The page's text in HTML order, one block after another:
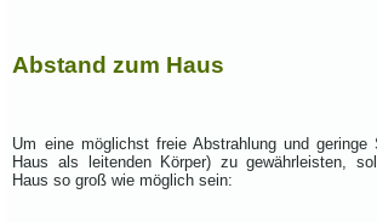
Abstand zum Haus
Um eine möglichst freie Abstrahlung und geringe
Haus als leitenden Körper) zu gewährleisten,
Haus so groß wie möglich sein: